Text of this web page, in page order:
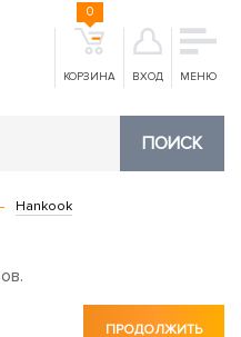
КОРЗИНА
0
ВХОД МЕНЮ
ПОИСК
Hankook
ПРОДОЛЖИТЬ